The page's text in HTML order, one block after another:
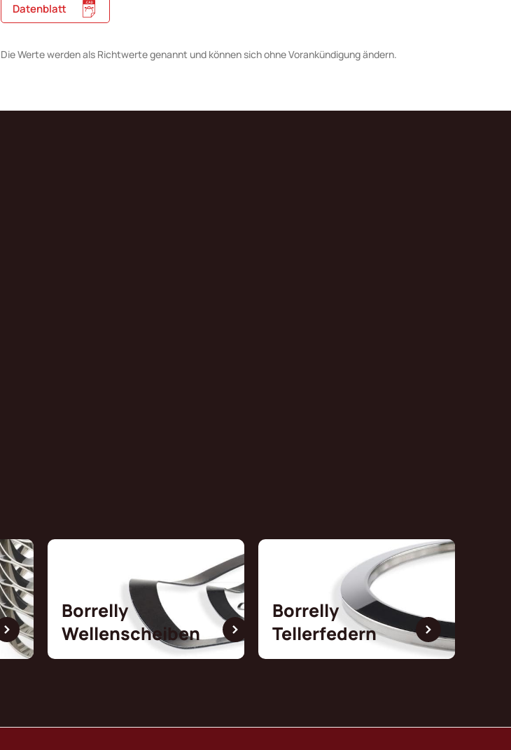
Datenblatt
Die Werte werden als Richtwerte genannt und können sich ohne Vorankündigung ändern.
Borrelly
Wellenscheiben
Borrelly
Tellerfedern